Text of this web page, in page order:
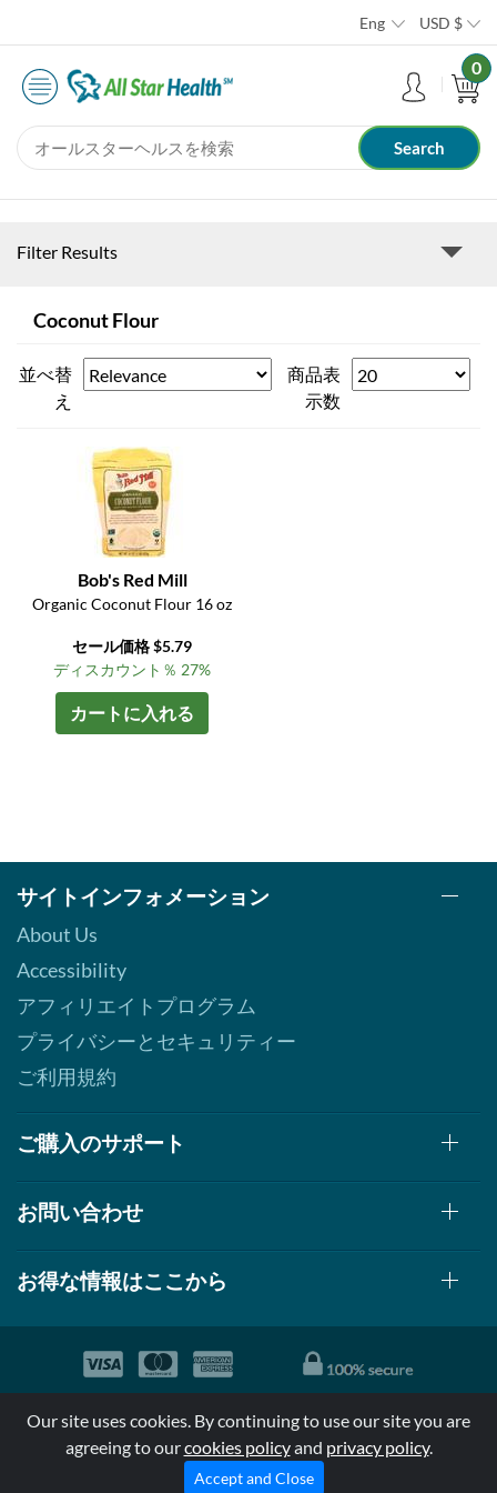
Eng USD $
0
Filter Results
Coconut Flour
並べ替
え
商品表
示数
Bob's Red Mill
Organic Coconut Flour 16 oz
セール価格 $5.79
ディスカウント％ 27%
カートに入れる
サイトインフォメーション
About Us
Accessibility
アフィリエイトプログラム
プライバシーとセキュリティー
ご利用規約
ご購入のサポート
お問い合わせ
お得な情報はここから
*特定商品についての効果効能は米国食品医療局により評価されて
おらず病気の診断、治療、治癒又は予防する事を承認されていま
せん。
Our site uses cookies. By continuing to use our site you are
agreeing to ourcookies policyand privacy policy.
Accept and Close